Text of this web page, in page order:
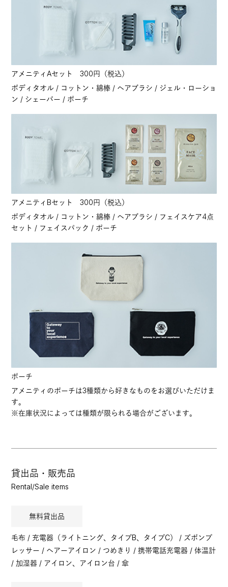
アメニティAセット 300円（税込）
ボディタオル / コットン・綿棒 / ヘアブラシ / ジェル・ローショ
ン / シェーバー / ポーチ
アメニティBセット 300円（税込）
ボディタオル / コットン・綿棒 / ヘアブラシ / フェイスケア4点
セット / フェイスパック / ポーチ
ポーチ
アメニティのポーチは3種類から好きなものをお選びいただけま
す。
※在庫状況によっては種類が限られる場合がございます。
貸出品・販売品
Rental/Sale items
無料貸出品
毛布 / 充電器（ライトニング、タイプB、タイプC） / ズボンプ
レッサー / ヘアーアイロン / つめきり / 携帯電話充電器 / 体温計
/ 加湿器 / アイロン、アイロン台 / 傘